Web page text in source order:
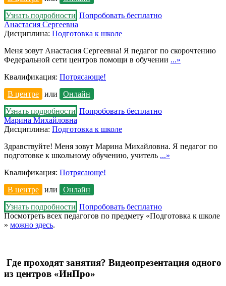
Узнать подробности Попробовать бесплатно
Анастасия Сергеевна
Дисциплина: Подготовка к школе
Меня зовут Анастасия Сергеевна! Я педагог по скорочтению
Федеральной сети центров помощи в обучении ...»
Квалификация: Потрясающе!
В центре
или
Онлайн
Узнать подробности Попробовать бесплатно
Марина Михайловна
Дисциплина: Подготовка к школе
Здравствуйте! Меня зовут Марина Михайловна. Я педагог по
подготовке к школьному обучению, учитель ...»
Квалификация: Потрясающе!
В центре
или
Онлайн
Узнать подробности Попробовать бесплатно
Посмотреть всех педагогов по предмету «Подготовка к школе
» можно здесь.
Где проходят занятия? Видеопрезентация одного
из центров «ИнПро»